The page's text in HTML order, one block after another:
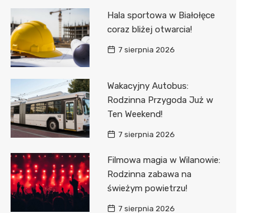
Hala sportowa w Białołęce
coraz bliżej otwarcia!
7 sierpnia 2026
Wakacyjny Autobus:
Rodzinna Przygoda Już w
Ten Weekend!
7 sierpnia 2026
Filmowa magia w Wilanowie:
Rodzinna zabawa na
świeżym powietrzu!
7 sierpnia 2026